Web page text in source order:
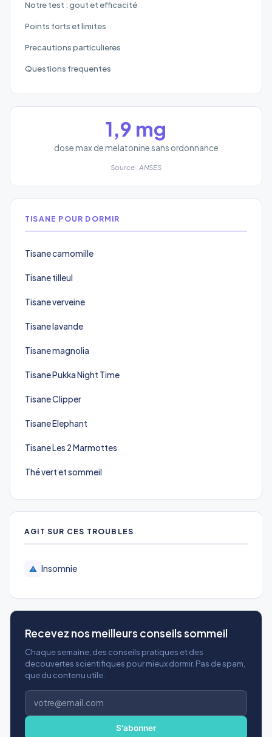
Notre test : gout et efficacité
Points forts et limites
Precautions particulieres
Questions frequentes
1,9 mg
dose max de melatonine sans ordonnance
Source : ANSES
TISANE POUR DORMIR
Tisane camomille
Tisane tilleul
Tisane verveine
Tisane lavande
Tisane magnolia
Tisane Pukka Night Time
Tisane Clipper
Tisane Elephant
Tisane Les 2 Marmottes
Thé vert et sommeil
AGIT SUR CES TROUBLES
⚠️ Insomnie
Recevez nos meilleurs conseils sommeil
Chaque semaine, des conseils pratiques et des
decouvertes scientifiques pour mieux dormir. Pas de spam,
que du contenu utile.
Adresse
e-
S'abonner